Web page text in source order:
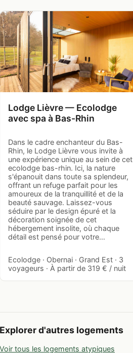
Lodge Lièvre — Ecolodge
avec spa à Bas-Rhin
Dans le cadre enchanteur du Bas-
Rhin, le Lodge Lièvre vous invite à
une expérience unique au sein de cet
ecolodge bas-rhin. Ici, la nature
s'épanouit dans toute sa splendeur,
offrant un refuge parfait pour les
amoureux de la tranquillité et de la
beauté sauvage. Laissez-vous
séduire par le design épuré et la
décoration soignée de cet
hébergement insolite, où chaque
détail est pensé pour votre…
Ecolodge · Obernai · Grand Est · 3
voyageurs · À partir de 319 € / nuit
Explorer d'autres logements
Voir tous les logements atypiques